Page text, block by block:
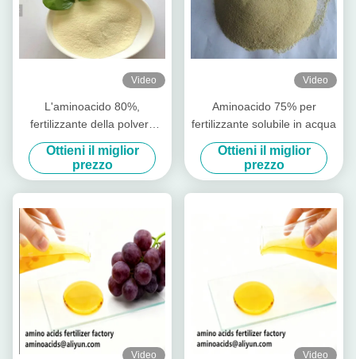
Video
L'aminoacido 80%,
fertilizzante della polvere
dell'agricoltura
dell'aminoacido stimola la
crescita della radice
Ottieni il miglior
prezzo
Video
Aminoacido 75% per
fertilizzante solubile in acqua
Ottieni il miglior
prezzo
Video Video